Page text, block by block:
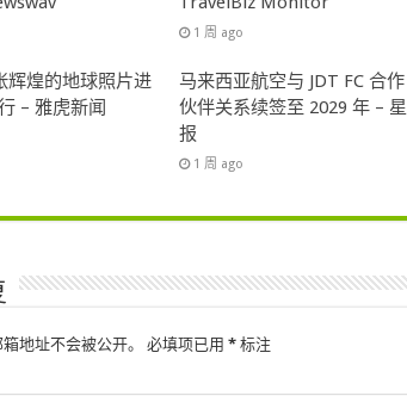
1 周 ago
辉煌的地球照片进
– 雅虎新闻
马来西亚航空与 JDT FC 合作
伙伴关系续签至 2029 年 – 星
报
1 周 ago
地址不会被公开。 必填项已用 *标注